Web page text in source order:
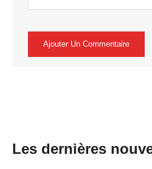
Les dernières